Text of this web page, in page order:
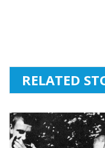
RELATED